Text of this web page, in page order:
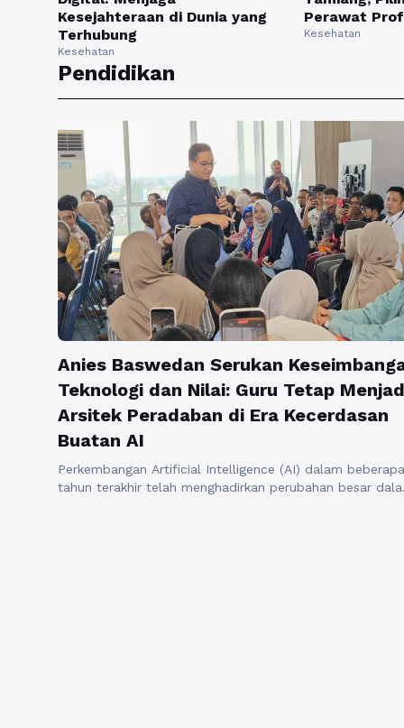
Kesejahteraan di Dunia yang
Terhubung
Kesehatan
Perawat
Kesehatan
Pendidikan
Anies Baswedan Serukan
Teknologi dan Nilai: Guru Tetap
Arsitek Peradaban di Era Kecerdasan
Buatan AI
Perkembangan Artificial Intelligence (AI) dalam beberapa
tahun terakhir telah menghadirkan perubahan besar